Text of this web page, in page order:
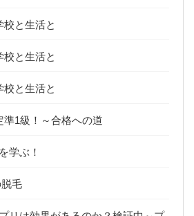
校と生活と
校と生活と
校と生活と
準1級！～合格への道
学ぶ！
毛